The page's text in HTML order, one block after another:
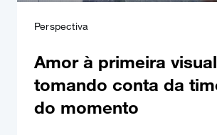
Perspectiva
Amor à primeira
tomando conta da
do momento